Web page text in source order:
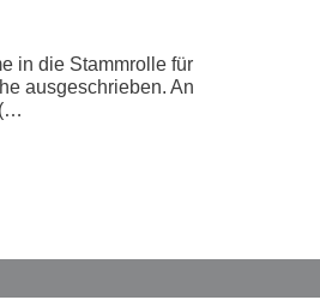
in die Stammrolle für
ausgeschrieben. An